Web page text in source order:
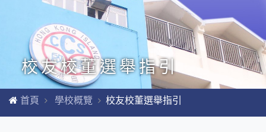
校友校董選舉指引
首頁 學校概覽 校友校董選舉指引